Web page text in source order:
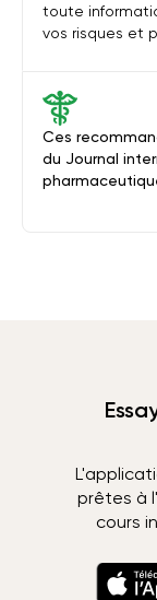
Ces
du Journal
toute
vos risques et
prêtes à
cours